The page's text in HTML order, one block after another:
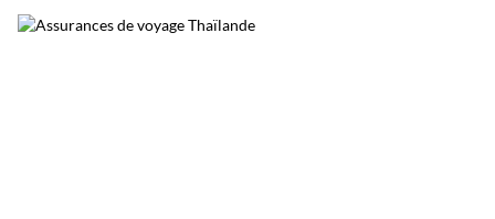
permet de découvrir une Thaïlande plus